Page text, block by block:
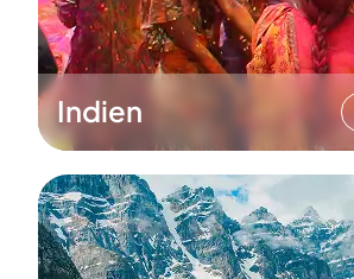
Indien